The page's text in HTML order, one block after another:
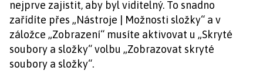
nejprve zajistit, aby byl viditelný. To snadno
zařídíte přes „Nástroje | Možnosti složky“ a v
záložce „Zobrazení“ musíte aktivovat u „Skryté
soubory a složky“ volbu „Zobrazovat skryté
soubory a složky“.